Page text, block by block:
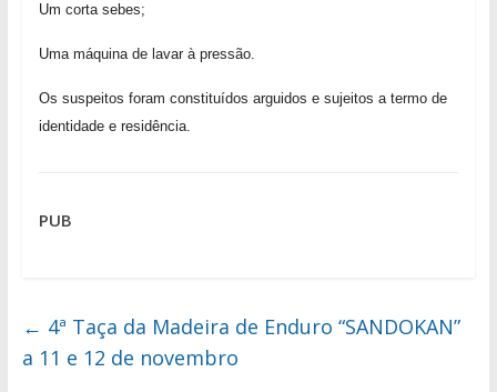
Um corta sebes;
Uma máquina de lavar à pressão.
Os suspeitos foram constituídos arguidos e sujeitos a termo de
identidade e residência.
PUB
← 4ª Taça da Madeira de Enduro “SANDOKAN”
a 11 e 12 de novembro